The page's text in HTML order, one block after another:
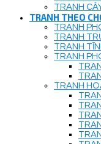
TRANH
TRANH THEO
TRANH
TRANH
TRANH
TRANH
TRANH